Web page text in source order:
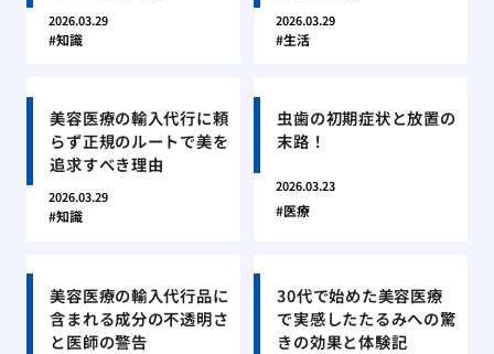
2026.03.29
知識
2026.03.29
生活
美容医療の輸入代行に頼
らず正規のルートで美を
追求すべき理由
2026.03.29
知識
虫歯の初期症状と放置の
末路！
2026.03.23
医療
美容医療の輸入代行品に
含まれる成分の不透明さ
と医師の警告
30代で始めた美容医療
で実感したたるみへの驚
きの効果と体験記